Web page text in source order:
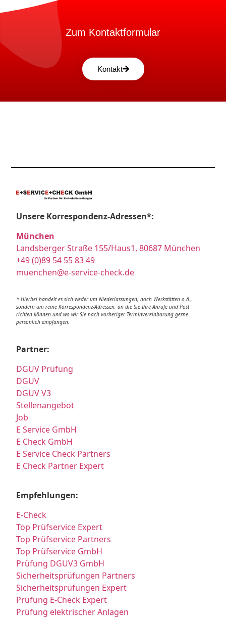
Zum Kontaktformular
Kontakt
Unsere Korrespondenz-Adressen*:
München
Landsberger Straße 155/Haus1, 80687 München
+49 (0)89 54 55 83 49
muenchen@e-service-check.de
* Hierbei handelt es sich weder um Niederlassungen, noch Werkstätten o.ä.,
sondern um reine Korrespondenz-Adressen, an die Sie Ihre Anrufe und Post
richten können und wo wir Sie nach vorheriger Terminvereinbarung gerne
persönlich empfangen.
Partner:
DGUV Prüfung
DGUV
DGUV V3
Stellenangebot
Job
E Service GmbH
E Check GmbH
E Service Check Partners
E Check Partner Expert
Empfehlungen:
E-Check
Top Prüfservice Expert
Top Prüfservice Partners
Top Prüfservice GmbH
Prüfung DGUV3 GmbH
Sicherheitsprüfungen Partners
Sicherheitsprüfungen Expert
Prüfung E-Check Expert
Prüfung elektrischer Anlagen